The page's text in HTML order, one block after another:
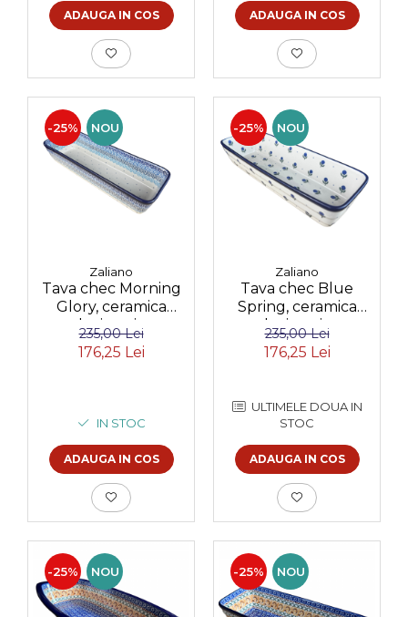
ADAUGA IN COS ADAUGA IN COS
-25% NOU
Zaliano
Tava chec Morning
Glory, ceramica
smaltuita, pictata
manual, 31,0 X 12,0
cm
235,00 Lei
176,25 Lei
IN STOC
ADAUGA IN COS
-25% NOU
Zaliano
Tava chec Blue
Spring, ceramica
smaltuita, pictata
manual, 31,0 X 12,0
cm
235,00 Lei
176,25 Lei
ULTIMELE DOUA IN
STOC
ADAUGA IN COS
-25% NOU -25% NOU